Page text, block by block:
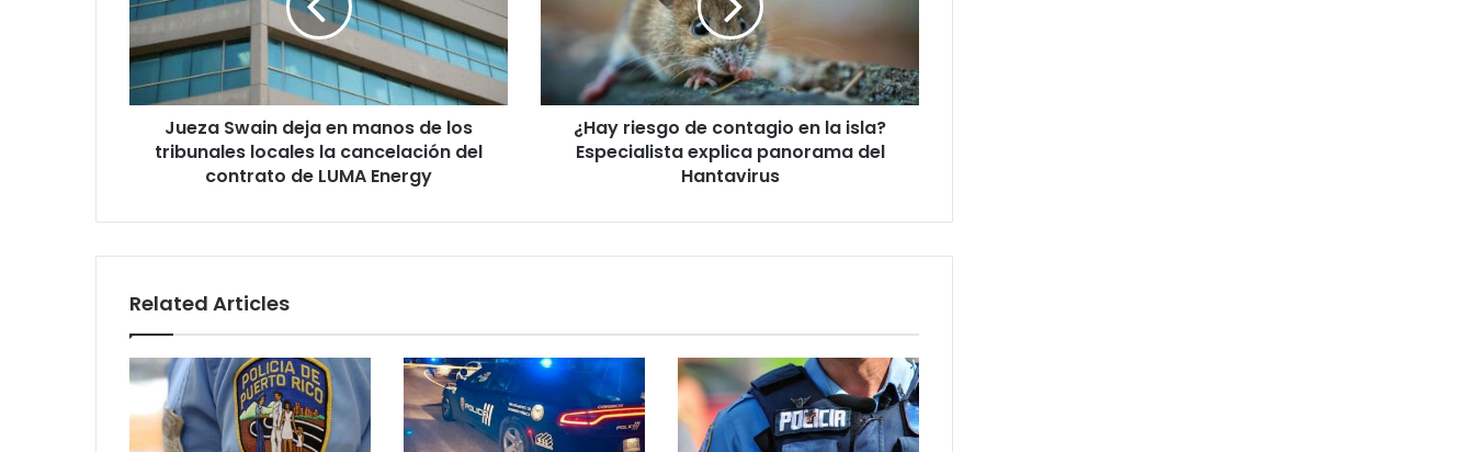
manos
los
tribunales
locales
cancelación
Jueza Swain deja en manos de los
tribunales locales la cancelación del
contrato de LUMA Energy
Especialista
explica
panorama
¿Hay riesgo de contagio en la isla?
Especialista explica panorama del
Hantavirus
Related Articles